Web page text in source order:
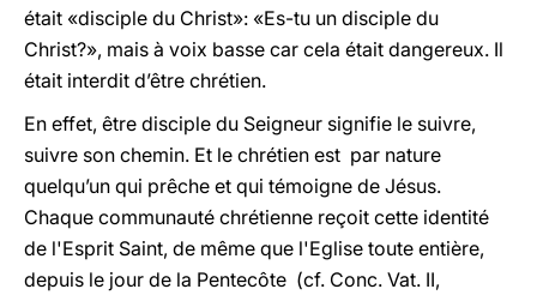
était «disciple du Christ»: «Es-tu un disciple du
Christ?», mais à voix basse car cela était dangereux. Il
était interdit d’être chrétien.
En effet, être disciple du Seigneur signifie le suivre,
suivre son chemin. Et le chrétien est par nature
quelqu’un qui prêche et qui témoigne de Jésus.
Chaque communauté chrétienne reçoit cette identité
de l'Esprit Saint, de même que l'Eglise toute entière,
depuis le jour de la Pentecôte (cf. Conc. Vat. II,